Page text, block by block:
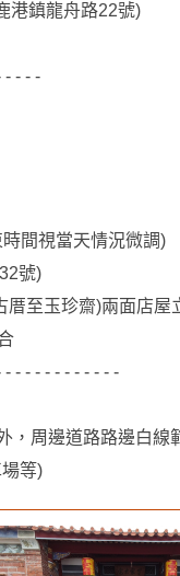
港鎮龍舟路22號)
- - - -
間視當天情況微調)
號)
至玉珍齋)兩面店屋
- - - - - - - - - - - -
周邊道路路邊白
等)